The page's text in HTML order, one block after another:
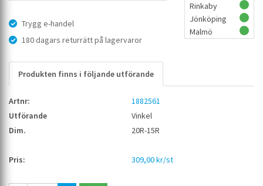
Trygg e-handel
180 dagars returrätt på lagervaror
Rinkaby
Jönköping
Malmö
Produkten finns i följande utförande
1882561
Vinkel
20R-15R
309,00 kr/st